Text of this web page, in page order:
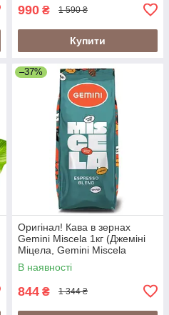
990 ₴ 1 590 ₴
Купити
–37%
Оригінал! Кава в зернах
Gemini Miscela 1кг (Джеміні
Міцела, Gemini Miscela
Espresso), 60% арабіка/40%
робуста
В наявності
844 ₴ 1 344 ₴